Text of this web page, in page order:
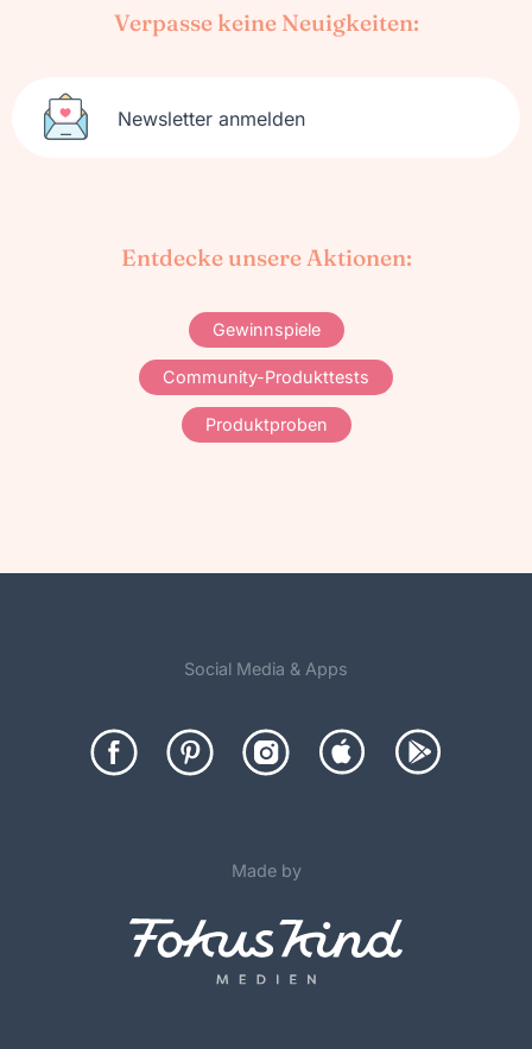
Verpasse keine Neuigkeiten:
Newsletter anmelden
Entdecke unsere Aktionen:
Gewinnspiele
Community-Produkttests
Produktproben
Social Media & Apps
Made by